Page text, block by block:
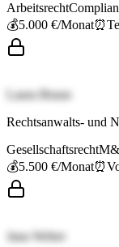
Arbeitsrecht
💰5.000 €/Monat⏰
Laura Braun
Rechtsanwalts- und
Gesellschaftsrecht
💰5.500 €/Monat⏰
Jana Weber